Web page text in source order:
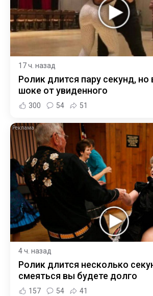
17 ч. назад
Ролик длится пару секунд, но
шоке от увиденного
300 54 51
4 ч. назад
Ролик длится несколько
смеяться вы будете долго
157 54 41